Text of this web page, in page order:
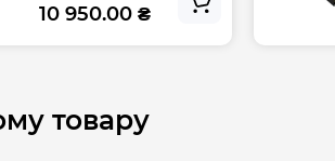
Вт и
10 950.00 ₴
товару